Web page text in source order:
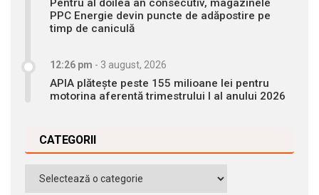
Pentru al doilea an consecutiv, magazinele
PPC Energie devin puncte de adăpostire pe
timp de caniculă
12:26 pm - 3 august, 2026
APIA plătește peste 155 milioane lei pentru
motorina aferentă trimestrului I al anului 2026
CATEGORII
Categorii